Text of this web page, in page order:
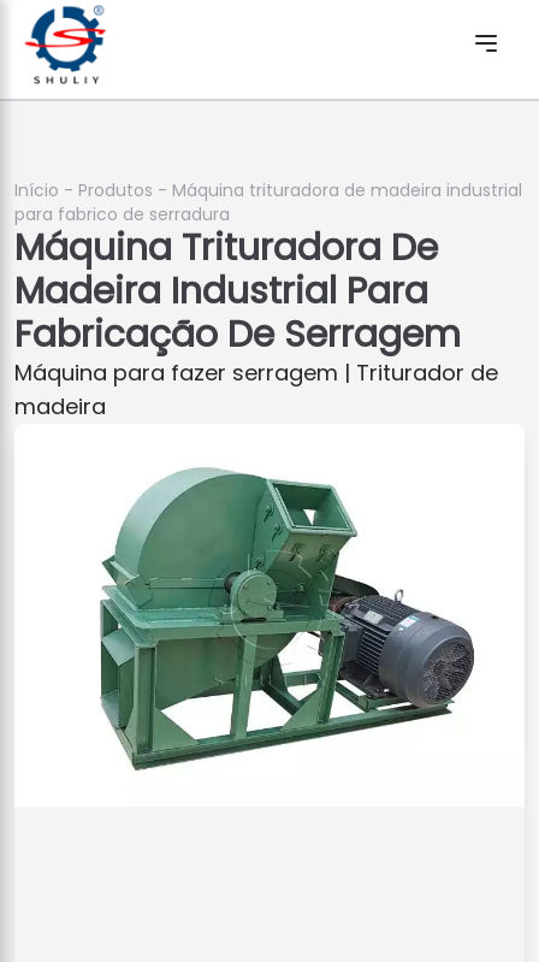
Início - Produtos - Máquina trituradora de madeira industrial
para fabrico de serradura
Máquina Trituradora De
Madeira Industrial Para
Fabricação De Serragem
Máquina para fazer serragem | Triturador de
madeira